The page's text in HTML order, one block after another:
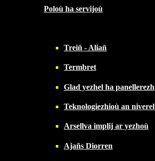
Poloù ha servijoù
Treiñ - Aliañ
Termbret
Glad yezhel ha panellerezh
Teknologiezhioù an niverel
Arsellva implij ar yezhoù
Ajañs Diorren